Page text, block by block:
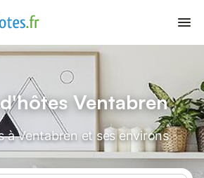
Ventabren
à Ventabren et ses environs